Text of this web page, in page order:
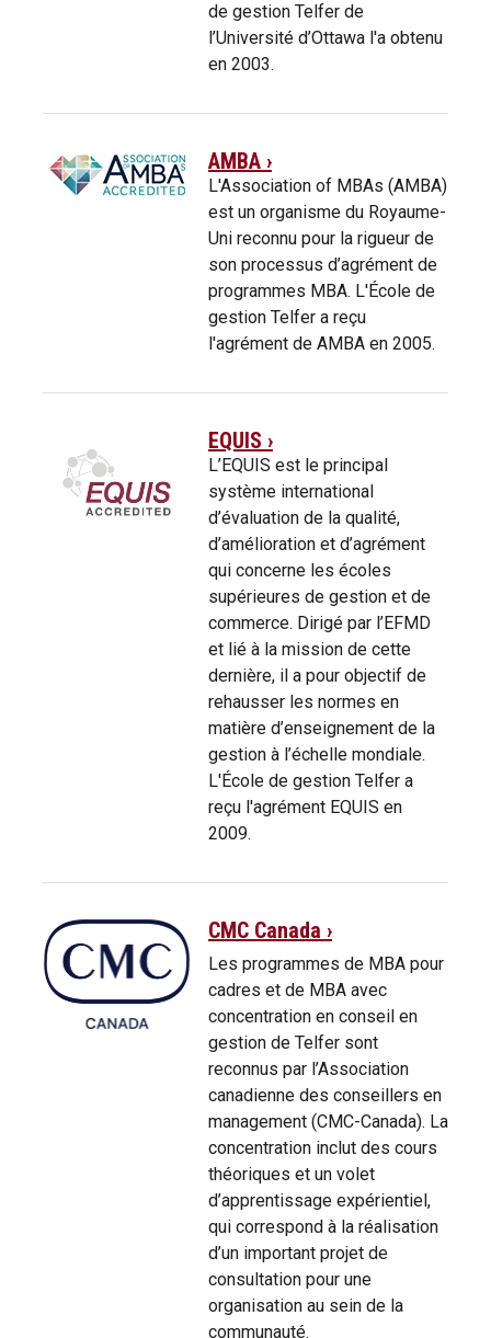
de gestion Telfer de
l’Université d’Ottawa l'a obtenu
en 2003.
AMBA ›
L'Association of MBAs (AMBA)
est un organisme du Royaume-
Uni reconnu pour la rigueur de
son processus d’agrément de
programmes MBA. L'École de
gestion Telfer a reçu
l'agrément de AMBA en 2005.
EQUIS ›
L’EQUIS est le principal
système international
d’évaluation de la qualité,
d’amélioration et d’agrément
qui concerne les écoles
supérieures de gestion et de
commerce. Dirigé par l’EFMD
et lié à la mission de cette
dernière, il a pour objectif de
rehausser les normes en
matière d’enseignement de la
gestion à l’échelle mondiale.
L'École de gestion Telfer a
reçu l'agrément EQUIS en
2009.
CMC Canada ›
Les programmes de MBA pour
cadres et de MBA avec
concentration en conseil en
gestion de Telfer sont
reconnus par l’Association
canadienne des conseillers en
management (CMC-Canada). La
concentration inclut des cours
théoriques et un volet
d’apprentissage expérientiel,
qui correspond à la réalisation
d’un important projet de
consultation pour une
organisation au sein de la
communauté.